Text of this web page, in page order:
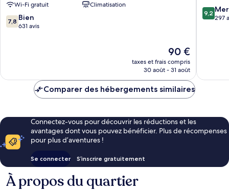
Wi-Fi gratuit
Climatisation
7.8
sur
7,8 Bien
631 avis
Le
nouveau
prix
de
90 €
taxes et frais compris
30 août - 31 août
9.2
sur
9,2
297
Comparer des hébergements similaires
Connectez-vous pour découvrir les réductions et les
avantages dont vous pouvez bénéficier. Plus de récompenses
pour plus d’aventures !
Se connecter S’inscrire gratuitement
À propos du quartier